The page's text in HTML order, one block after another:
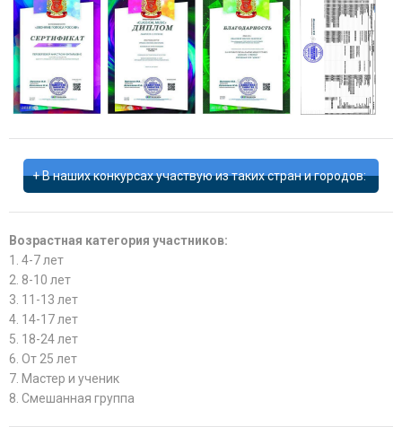
В наших конкурсах участвую из таких стран и городов:
Возрастная категория участников:
1. 4-7 лет
2. 8-10 лет
3. 11-13 лет
4. 14-17 лет
5. 18-24 лет
6. От 25 лет
7. Мастер и ученик
8. Смешанная группа